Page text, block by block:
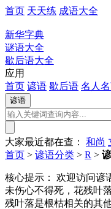
首页 天天练 成语大全
新华字典
谜语大全
歇后语大全
应用
首页 谚语 歇后语 名人
大家最近都在查： 和尚
首页 > 谚语分类 > R >
核心提示：
欢迎访问谚
未伤心不得死，花残叶
残叶落是根枯相关的其